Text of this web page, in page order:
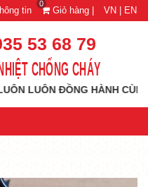
tin
0
Giỏ hàng | VN | EN
53 68 79
CHỐNG CHÁY
ĐỒNG HÀNH CÙNG